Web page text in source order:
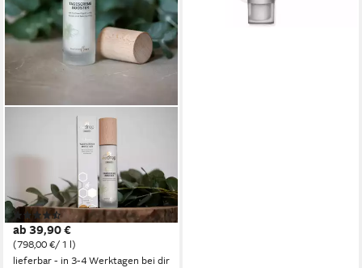
Tagescreme Booster -
Gesichtscreme mit Gelée
Royale und Niacinamide
Einzelpackung, Natürliche,
feuchtigkeitsspendende
Gesichtspflege mit Gelée
Royale
ab 39,90 €
(798,00 €/ 1 l)
lieferbar - in 3-4 Werktagen bei dir